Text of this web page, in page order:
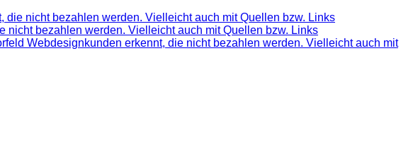
die nicht bezahlen werden. Vielleicht auch mit Quellen bzw. Links
nicht bezahlen werden. Vielleicht auch mit Quellen bzw. Links
Webdesignkunden erkennt, die nicht bezahlen werden. Vielleicht auch mit